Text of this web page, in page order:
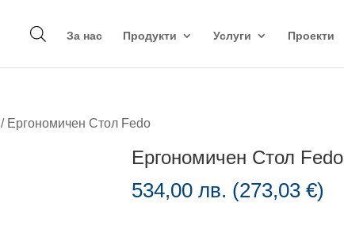
За нас Продукти Услуги Проекти
/ Ергономичен Стол Fedo
Ергономичен Стол Fedo
534,00лв. (273,03€)